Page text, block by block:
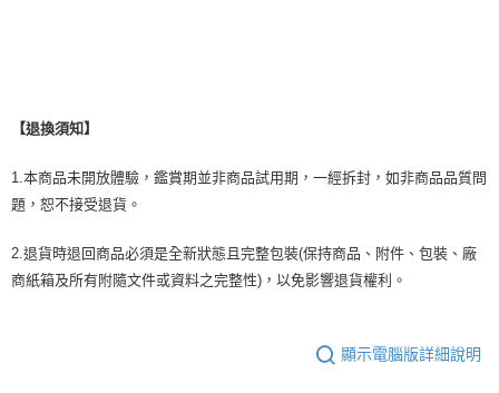
【退換須知】
1.本商品未開放體驗，鑑賞期並非商品試用期，一經拆封，如非商品品質問
題，恕不接受退貨。
2.退貨時退回商品必須是全新狀態且完整包裝(保持商品、附件、包裝、廠
商紙箱及所有附隨文件或資料之完整性)，以免影響退貨權利。
顯示電腦版詳細說明